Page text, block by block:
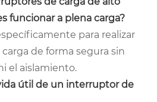
funcionar a plena carga?
para realizar
de forma segura sin
el aislamiento.
útil de un interruptor de